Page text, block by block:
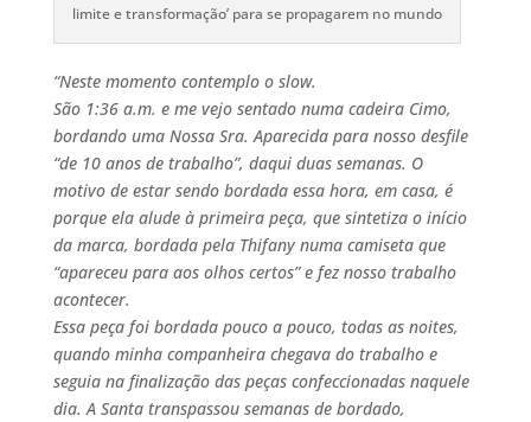
limite e transformação’ para se propagarem no mundo
“Neste momento contemplo o slow.
São 1:36 a.m. e me vejo sentado numa cadeira Cimo,
bordando uma Nossa Sra. Aparecida para nosso desfile
“de 10 anos de trabalho”, daqui duas semanas. O
motivo de estar sendo bordada essa hora, em casa, é
porque ela alude à primeira peça, que sintetiza o início
da marca, bordada pela Thifany numa camiseta que
“apareceu para aos olhos certos” e fez nosso trabalho
acontecer.
Essa peça foi bordada pouco a pouco, todas as noites,
quando minha companheira chegava do trabalho e
seguia na finalização das peças confeccionadas naquele
dia. A Santa transpassou semanas de bordado,